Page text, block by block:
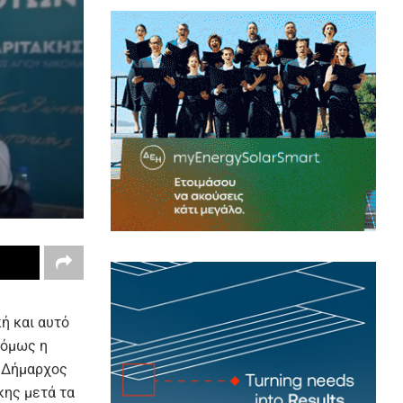
και αυτό
όμως η
μετά τα